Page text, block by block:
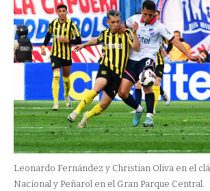
Leonardo Fernández y Christian Oliva en el
Nacional y Peñarol en el Gran Parque Central.